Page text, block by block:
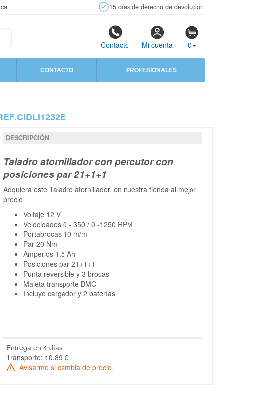
15 días de derecho de devolución
Contacto Mi cuenta 0
CONTACTO PROFESIONALES
DESCRIPCIÓN
Taladro atornillador con percutor con
posiciones par 21+1+1
Adquiera este Taladro atornillador, en nuestra tienda al mejor
precio
Voltaje 12 V
Velocidades 0 - 350 / 0 -1250 RPM
Portabrocas 10 m/m
Par 20 Nm
Amperios 1,5 Ah
Posiciones par 21+1+1
Punta reversible y 3 brocas
Maleta transporte BMC
Incluye cargador y 2 baterías
Entrega en 4 días
Transporte: 10.89 €
Avisarme si cambia de precio.